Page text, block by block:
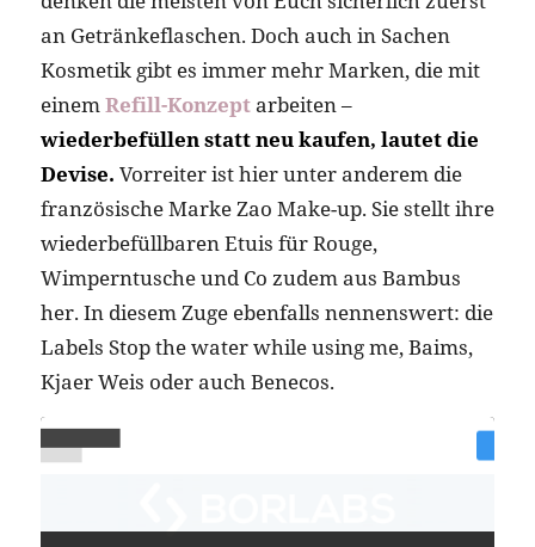
an Getränkeflaschen. Doch auch in Sachen
Kosmetik gibt es immer mehr Marken, die mit
einemRefill-Konzeptarbeiten –
wiederbefüllen statt neu kaufen, lautet die
Devise. Vorreiter ist hier unter anderem die
französische Marke Zao Make-up. Sie stellt ihre
wiederbefüllbaren Etuis für Rouge,
Wimperntusche und Co zudem aus Bambus
her. In diesem Zuge ebenfalls nennenswert: die
Labels Stop the water while using me, Baims,
Kjaer Weis oder auch Benecos.